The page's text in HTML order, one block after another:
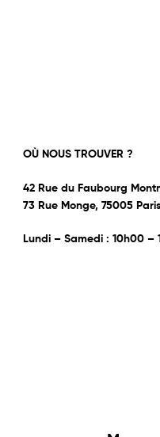
OÙ NOUS TROUVER ?
42 Rue du Faubourg
73 Rue Monge, 75005 Paris
Lundi – Samedi : 10h00 –